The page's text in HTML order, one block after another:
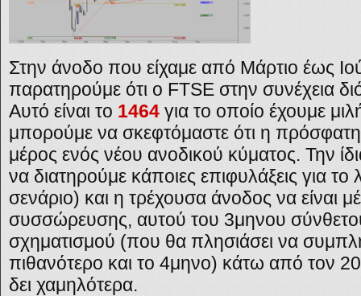
Στην άνοδο που είχαμε από Μάρτιο έως
παρατηρούμε ότι ο FTSE στην συνέχεια
Αυτό είναι το 1464 για το οποίο έχουμε
μπορούμε να σκεφτόμαστε ότι η πρόσφατη
μέρος ενός νέου ανοδικού κύματος. Την
να διατηρούμε κάποιες επιφυλάξεις για το
σενάριο) και η τρέχουσα άνοδος να είναι
συσσώρευσης, αυτού του 3μηνου
σχηματισμού (που θα πλησιάσει να
πιθανότερο και το 4μηνο) κάτω από τον
δει χαμηλότερα.